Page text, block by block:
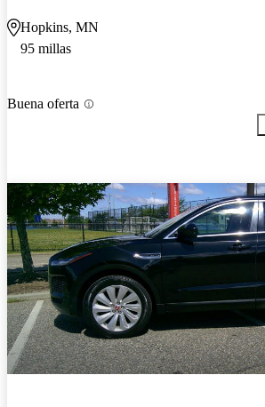
Hopkins, MN
95 millas
Buena oferta